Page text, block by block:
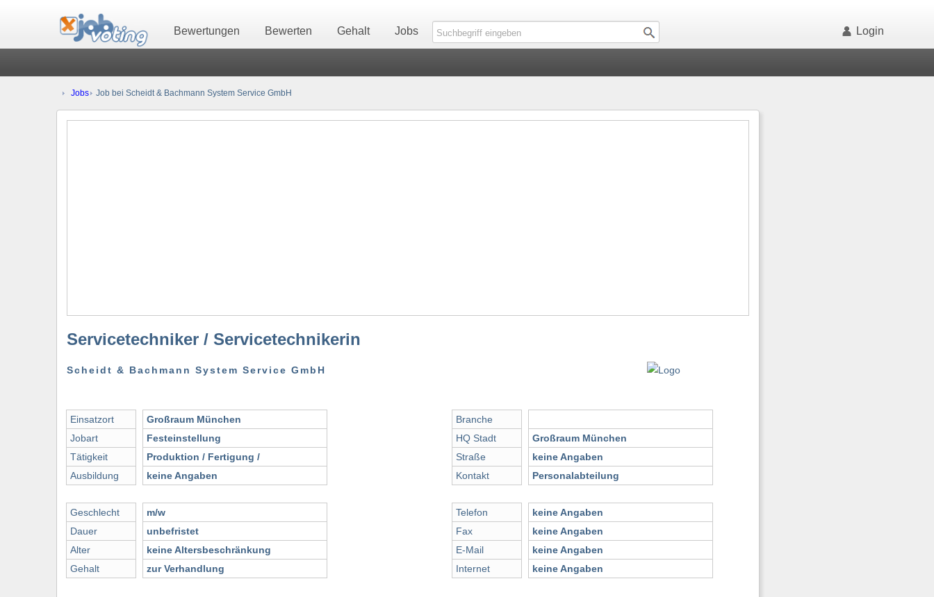
Bewertungen Bewerten Gehalt Jobs Login
Jobs Job bei Scheidt & Bachmann System Service GmbH
Servicetechniker / Servicetechnikerin
Scheidt & Bachmann System Service GmbH
Einsatzort
Jobart
Tätigkeit
Ausbildung
Geschlecht
Dauer
Alter
Gehalt
Großraum München
Festeinstellung
Produktion / Fertigung /
keine Angaben
m/w
unbefristet
keine Altersbeschränkung
zur Verhandlung
Branche
HQ Stadt
Straße
Kontakt
Telefon
Fax
E-Mail
Internet
Großraum München
keine Angaben
Personalabteilung
keine Angaben
keine Angaben
keine Angaben
keine Angaben